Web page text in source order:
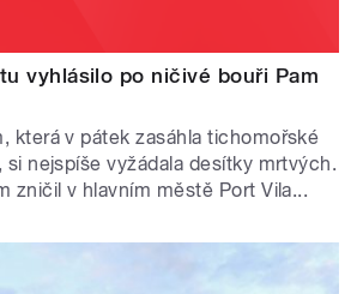
vyhlásilo po ničivé bouři Pam
která v pátek zasáhla tichomořské
si nejspíše vyžádala desítky mrtvých.
zničil v hlavním městě Port Vila...